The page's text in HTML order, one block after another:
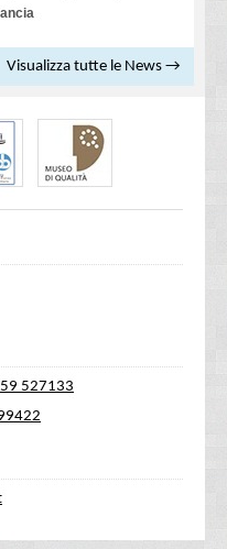
Visualizza tutte le News →
527133